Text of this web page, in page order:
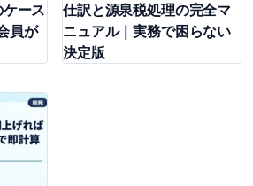
ース
員が
仕訳と源泉税処理の完全マ
ニュアル｜実務で困らない
決定版